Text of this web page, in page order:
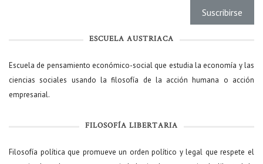
ESCUELA AUSTRIACA
Escuela de pensamiento económico-social que estudia la economía y las
ciencias sociales usando la filosofía de la acción humana o acción
empresarial.
FILOSOFÍA LIBERTARIA
Filosofía política que promueve un orden político y legal que respete el